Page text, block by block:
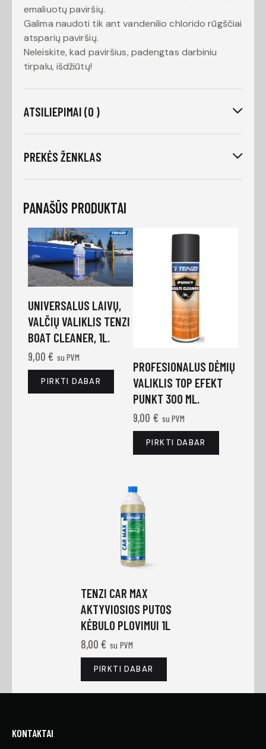
emaliuotų paviršių.
Galima naudoti tik ant vandenilio chlorido rūgščiai
atsparių paviršių.
Neleiskite, kad paviršius, padengtas darbiniu
tirpalu, išdžiūtų!
ATSILIEPIMAI (0 )
PREKĖS ŽENKLAS
PANAŠŪS PRODUKTAI
UNIVERSALUS LAIVŲ,
VALČIŲ VALIKLIS TENZI
BOAT CLEANER, 1L.
9,00 € su PVM
PIRKTI DABAR
PROFESIONALUS DĖMIŲ
VALIKLIS TOP EFEKT
PUNKT 300 ML.
9,00 € su PVM
PIRKTI DABAR
TENZI CAR MAX
AKTYVIOSIOS PUTOS
KĖBULO PLOVIMUI 1L
8,00€ su PVM
PIRKTI DABAR
KONTAKTAI